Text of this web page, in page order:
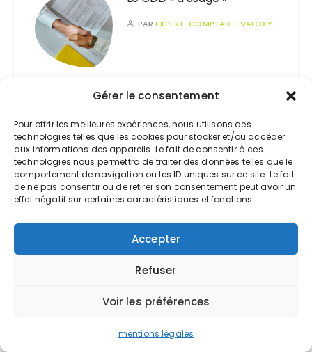
Gérer le consentement
Pour offrir les meilleures expériences, nous utilisons des
technologies telles que les cookies pour stocker et/ou accéder
aux informations des appareils. Le fait de consentir à ces
technologies nous permettra de traiter des données telles que le
comportement de navigation ou les ID uniques sur ce site. Le fait
de ne pas consentir ou de retirer son consentement peut avoir un
effet négatif sur certaines caractéristiques et fonctions.
Accepter
Refuser
Voir les préférences
mentions légales
PAREXPERT-COMPTABLE VALOXY
Le job d’été
PAREXPERT-COMPTABLE VALOXY
Le congé de présence
PAREXPERT-COMPTABLE VALOXY
Le congé supplémentaire
de naissance
PAREXPERT-COMPTABLE VALOXY